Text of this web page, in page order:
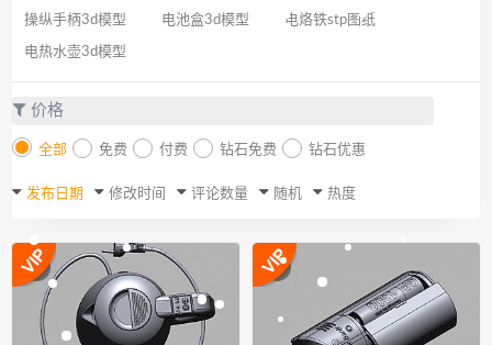
操纵手柄3d模型 电池盒3d模型 电烙铁stp图纸
电热水壶3d模型
价格
全部 免费 付费 钻石免费 钻石优惠
发布日期 修改时间 评论数量 随机 热度